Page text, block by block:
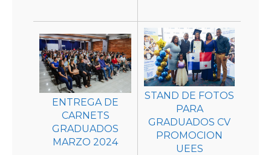
ENTREGA DE
CARNETS
GRADUADOS
MARZO 2024
STAND DE FOTOS
PARA
GRADUADOS CV
PROMOCION
UEES